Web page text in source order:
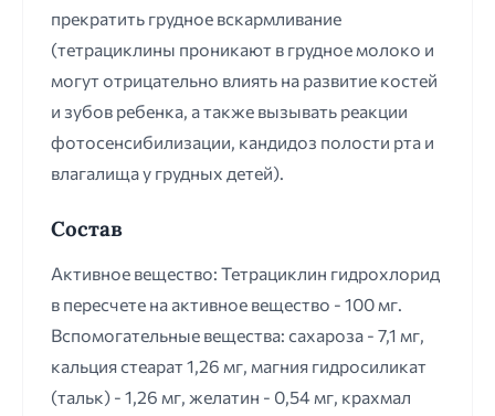
прекратить грудное вскармливание
(тетрациклины проникают в грудное молоко и
могут отрицательно влиять на развитие костей
и зубов ребенка, а также вызывать реакции
фотосенсибилизации, кандидоз полости рта и
влагалища у грудных детей).
Состав
Активное вещество: Тетрациклин гидрохлорид
в пересчете на активное вещество - 100 мг.
Вспомогательные вещества: сахароза - 7,1 мг,
кальция стеарат 1,26 мг, магния гидросиликат
(тальк) - 1,26 мг, желатин - 0,54 мг, крахмал